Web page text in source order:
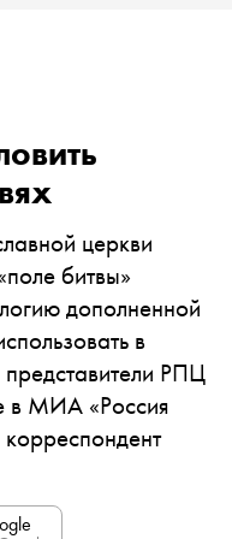
церкви
битвы»
дополненной
в
РПЦ
в МИА «Россия
корреспондент